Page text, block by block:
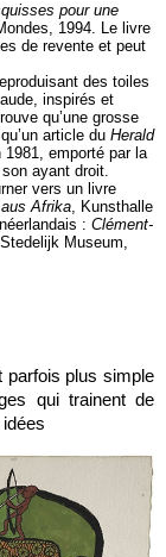
pour une
1994. Le livre
de revente et peut
des toiles
inspirés et
qu’une grosse
article du Herald
emporté par la
ayant droit.
vers un livre
Afrika, Kunsthalle
: Clément-
Museum,
parfois plus simple
qui trainent de